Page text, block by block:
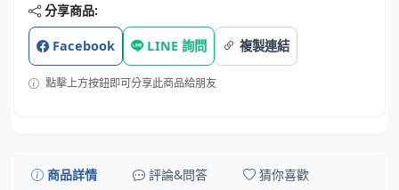
分享商品:
Facebook LINE 詢問 複製連結
點擊上方按鈕即可分享此商品給朋友
商品詳情 評論&問答 猜你喜歡